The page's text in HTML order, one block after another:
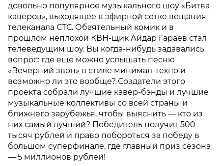
довольно популярное музыкального шоу «Битва
каверов», выходящее в эфирной сетке вещания
телеканала СТС. Обаятельный комик и в
прошлом неплохой КВН-щик Айдар Гараев стал
телеведущим шоу. Вы когда-нибудь задавались
вопрос: где еще можно услышать песню
«Вечерний звон» в стиле минимал-техно и
возможно ли это вообще? Создатели этого
проекта собрали лучшие кавер-бэнды и лучшие
музыкальные коллективы со всей страны и
ближнего зарубежья, чтобы выяснить — кто из
них самый лучший? Победитель получит 500
тысяч рублей и право побороться за победу в
большом суперфинале, где главный приз сезона
— 5 миллионов рублей!